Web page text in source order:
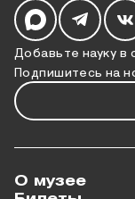
Добавьте науку в
Подпишитесь на
Мы в
О музее